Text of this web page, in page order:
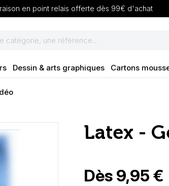
en point relais offerte dès 99€ d'achat
Dessin & arts graphiques Cartons
Latex -
Dès 9,95 €